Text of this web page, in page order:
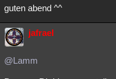
guten abend ^^
jafrael
@Lamm